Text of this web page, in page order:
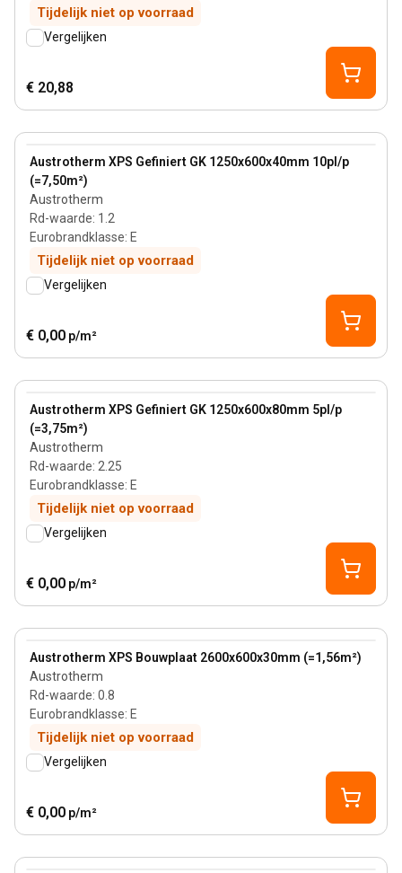
Tijdelijk niet op voorraad
Vergelijken
€ 20,88
Austrotherm XPS Gefiniert GK 1250x600x40mm 10pl/p
(=7,50m²)
Austrotherm
Rd-waarde: 1.2
Eurobrandklasse: E
Tijdelijk niet op voorraad
View product
Vergelijken
€ 0,00 p/m²
Austrotherm XPS Gefiniert GK 1250x600x80mm 5pl/p
(=3,75m²)
Austrotherm
Rd-waarde: 2.25
Eurobrandklasse: E
Tijdelijk niet op voorraad
View product
Vergelijken
€ 0,00 p/m²
Austrotherm XPS Bouwplaat 2600x600x30mm (=1,56m²)
Austrotherm
Rd-waarde: 0.8
Eurobrandklasse: E
Tijdelijk niet op voorraad
View product
Vergelijken
€ 0,00 p/m²